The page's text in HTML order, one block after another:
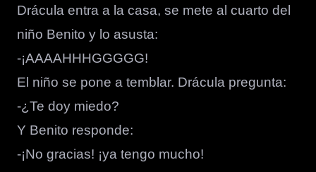
Drácula entra a la casa, se mete al cuarto del
niño Benito y lo asusta:
-¡AAAAHHHGGGGG!
El niño se pone a temblar. Drácula pregunta:
-¿Te doy miedo?
Y Benito responde:
-¡No gracias! ¡ya tengo mucho!